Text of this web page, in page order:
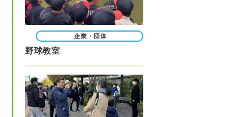
企業・団体
野球教室